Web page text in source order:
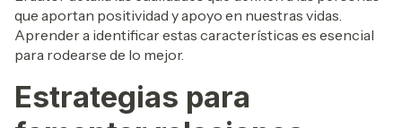
que aportan positividad y apoyo en nuestras vidas.
Aprender a identificar estas características es esencial
para rodearse de lo mejor.
Estrategias para